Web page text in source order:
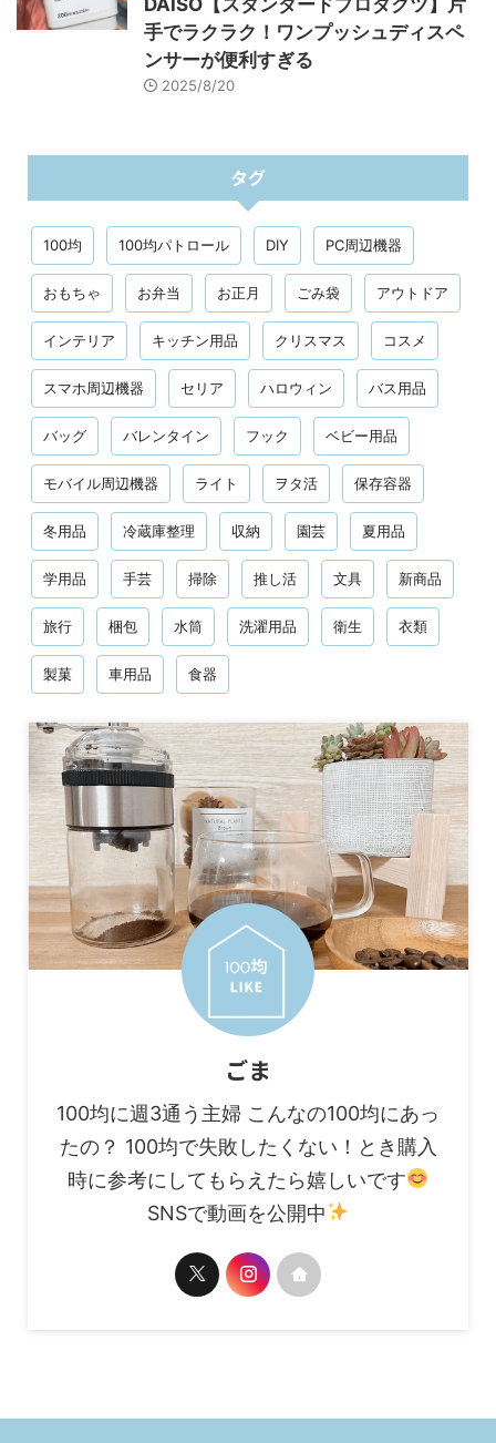
手でラクラク！ワンプッシュディスペ
ンサーが便利すぎる
2025/8/20
タグ
100均 100均パトロール DIY PC周辺機器
おもちゃ お弁当 お正月 ごみ袋 アウトドア
インテリア キッチン用品 クリスマス コスメ
スマホ周辺機器 セリア ハロウィン バス用品
バッグ バレンタイン フック ベビー用品
モバイル周辺機器 ライト ヲタ活 保存容器
冬用品 冷蔵庫整理 収納 園芸 夏用品
学用品 手芸 掃除 推し活 文具 新商品
旅行 梱包 水筒 洗濯用品 衛生 衣類
製菓 車用品 食器
ごま
100均に週3通う主婦 こんなの100均にあっ
たの？ 100均で失敗したくない！とき購入
時に参考にしてもらえたら嬉しいです
SNSで動画を公開中